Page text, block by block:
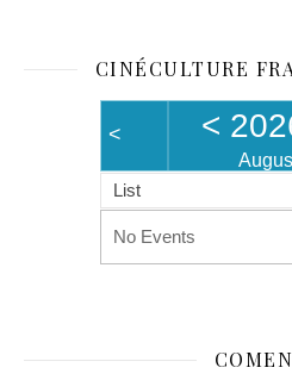
CINÉCULTURE
< <
List
No Events